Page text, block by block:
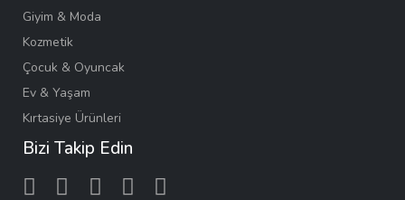
Giyim & Moda
Kozmetik
Çocuk & Oyuncak
Ev & Yaşam
Kırtasiye Ürünleri
Bizi Takip Edin